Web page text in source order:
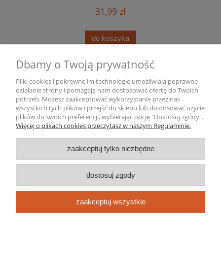
31,99 zł
do koszyka
NÓŻ MYŚLIWSKI SURVIVAL FINKA
POROŻE POKROWIEC 24cm UNIKATOWY
Dbamy o Twoją prywatność
Pliki cookies i pokrewne im technologie umożliwiają poprawne
działanie strony i pomagają nam dostosować ofertę do Twoich
potrzeb. Możesz zaakceptować wykorzystanie przez nas
wszystkich tych plików i przejść do sklepu lub dostosować użycie
plików do swoich preferencji, wybierając opcję "Dostosuj zgody".
Więcej o plikach cookies przeczytasz w naszym Regulaminie.
zaakceptuj tylko niezbędne
dostosuj zgody
zaakceptuj wszystkie